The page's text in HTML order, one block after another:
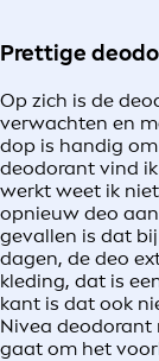
Prettige
Op zich is de
verwachten en
dop is handig
deodorant vind
werkt weet ik
opnieuw deo
gevallen is dat
dagen, de deo
kleding, dat is
kant is dat ook
Nivea deodorant
gaat om het